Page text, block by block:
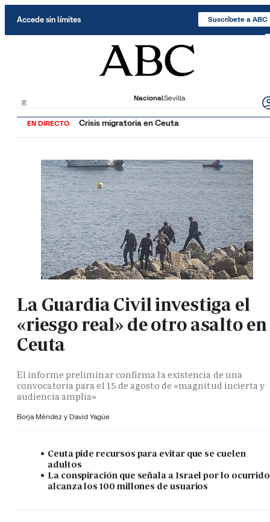
Accede sin límites Suscríbete a ABC
NacionalSevilla
EN DIRECTO Crisis migratoria en Ceuta
La Guardia Civil investiga el
«riesgo real» de otro asalto en
Ceuta
El informe preliminar confirma la existencia de una
convocatoria para el 15 de agosto de «magnitud incierta y
audiencia amplia»
Borja Méndez y David Yagüe
Ceuta pide recursos para evitar que se cuelen
adultos
La conspiración que señala a Israel por lo ocurrido
alcanza los 100 millones de usuarios